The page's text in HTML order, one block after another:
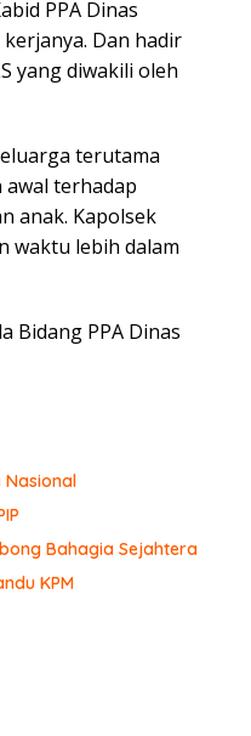
PPA Dinas
Dan hadir
yang diwakili oleh
terutama
terhadap
anak. Kapolsek
waktu lebih dalam
Bidang PPA Dinas
Nasional
Bahagia Sejahtera
KPM